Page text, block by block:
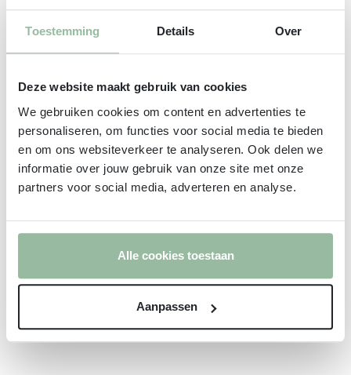
Toestemming Details Over
Deze website maakt gebruik van cookies
We gebruiken cookies om content en advertenties te
personaliseren, om functies voor social media te bieden
en om ons websiteverkeer te analyseren. Ook delen we
informatie over jouw gebruik van onze site met onze
partners voor social media, adverteren en analyse.
Alle cookies toestaan
Aanpassen
Wij zijn gevestigd in Veenendaal, maar leveren
ook in de nabijgelegen plaatsen. We bezorgen
onder andere in Ederveen, Rhenen, Amerongen,
Lunteren, Bennekom, Scherpenzeel, Ede,
Leersum, Maarsbergen en Wageningen. Onze
sapkuren leveren wij door heel Nederland. Onze
leveringsvoorwaarden vindt uhier.
Afhalenin de winkel
We ontvangen u graag in onze winkel waar we uw
bestelling met zorg klaarzetten. Wij vinden het
ontzettend leuk u persoonlijk te ontmoeten!